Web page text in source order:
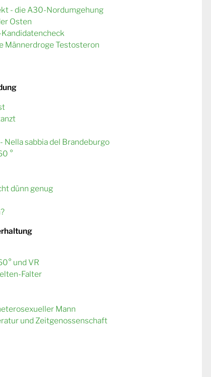
- die A30-Nordumgehung
Osten
Kandidatencheck
Männerdroge Testosteron
Nella sabbia del Brandeburgo
°
dünn genug
und VR
Falter
Mann
und Zeitgenossenschaft